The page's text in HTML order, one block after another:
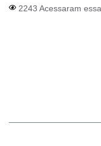
2243 Acessaram